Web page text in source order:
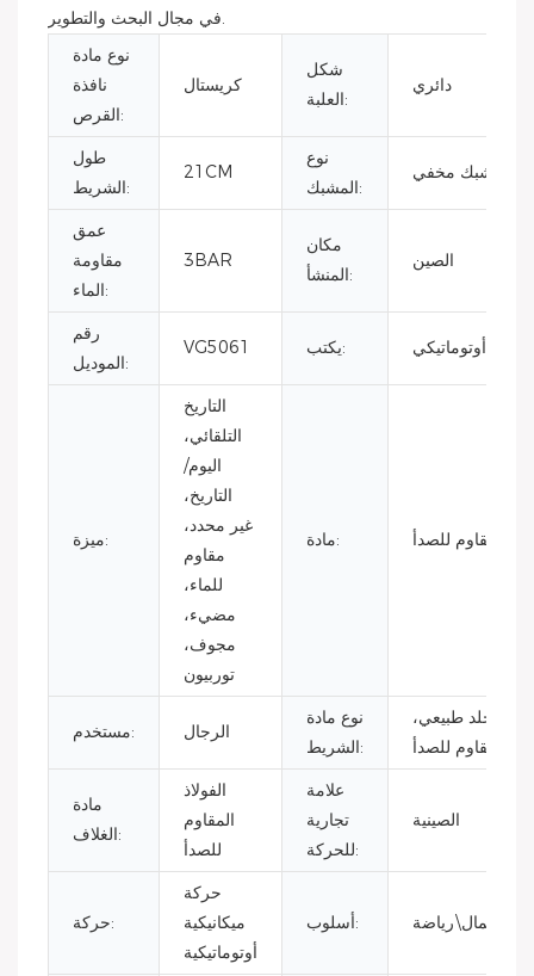
في مجال البحث والتطوير.
نوع مادة
نافذة
القرص:
كريستال
شكل
العلبة:
دائري
طول
الشريط:
21CM
نوع
المشبك:
مشبك مخفي
عمق
مقاومة
الماء:
3BAR
مكان
المنشأ:
الصين
رقم
الموديل:
VG5061 يكتب: أوتوماتيكي
ميزة:
التاريخ
التلقائي،
اليوم/
التاريخ،
غير محدد،
مقاوم
للماء،
مضيء،
مجوف،
توربيون
مادة: المقاوم للصدأ
مستخدم: الرجال
نوع مادة
الشريط:
جلد طبيعي،
فولاذ مقاوم للصدأ
مادة
الغلاف:
الفولاذ
المقاوم
للصدأ
علامة
تجارية
للحركة:
الصينية
حركة:
حركة
ميكانيكية
أوتوماتيكية
أسلوب: